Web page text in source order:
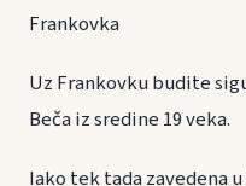
Frankovka
Uz Frankovku budite
Beča iz sredine 19 veka.
Iako tek tada zavedena